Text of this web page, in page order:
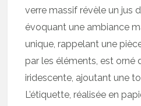
verre massif révèle un jus
évoquant une ambiance
unique, rappelant une
par les éléments, est orné
iridescente, ajoutant une
L’étiquette, réalisée en